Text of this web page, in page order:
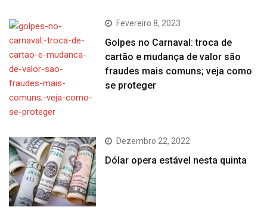
Fevereiro 8, 2023
Golpes no Carnaval: troca de
cartão e mudança de valor são
fraudes mais comuns; veja como
se proteger
Dezembro 22, 2022
Dólar opera estável nesta quinta